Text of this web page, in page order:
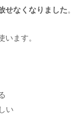
せなくなりました。
います。
い